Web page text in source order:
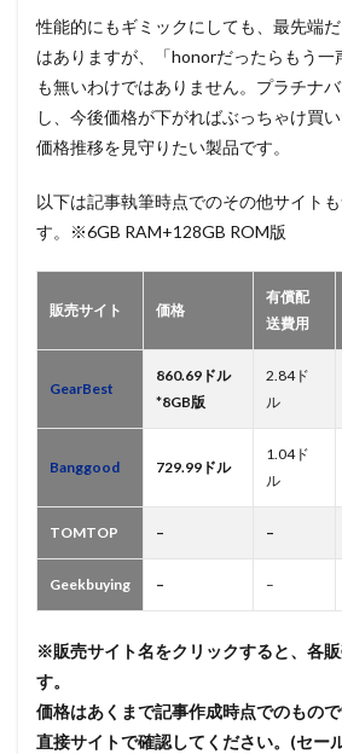
性能的にもギミックにしても、最先端
はありますが、「honorだったらもう一
も無いわけではありません。プラチナ
し、今後価格が下がればぶっちゃけ買い
価格推移を見守りたい製品です。
以下は記事執筆時点でのその他サイト
す。※6GB RAM+128GB ROM版
販売サイト 価格
有償配
送費用
GearBest
860.69ドル
*8GB版
2.84ド
ル
Banggood 729.99ドル
1.04ド
ル
TOMTOP – –
Geekbuying – –
※販売サイト名をクリックすると、各
す。
価格はあくまで記事作成時点でのもの
直接サイトで確認してください。(セー